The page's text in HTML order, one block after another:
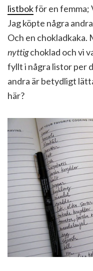
listbokför en femma;
Jag köpte några
Och en chokladkaka.
nyttigchoklad och vi
fyllt i några listor per
andra är betydligt
här?